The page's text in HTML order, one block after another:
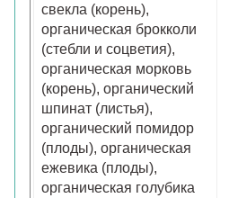
свекла (корень),
органическая брокколи
(стебли и соцветия),
органическая морковь
(корень), органический
шпинат (листья),
органический помидор
(плоды), органическая
ежевика (плоды),
органическая голубика